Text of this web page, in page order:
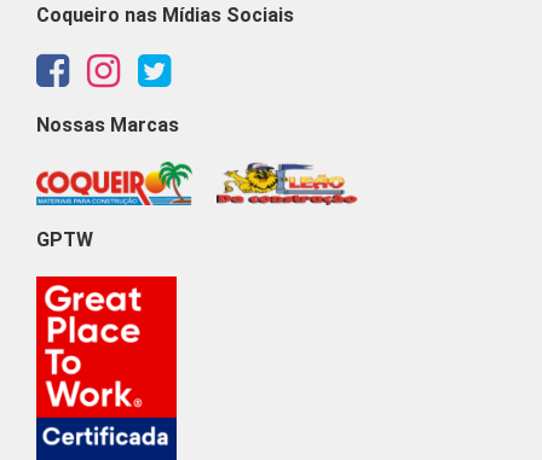
Coqueiro nas Mídias Sociais
Nossas Marcas
GPTW